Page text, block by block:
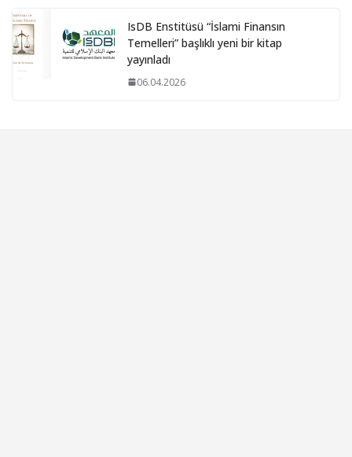
IsDB Enstitüsü “İslami Finansın
Temelleri” başlıklı yeni bir kitap
yayınladı
06.04.2026